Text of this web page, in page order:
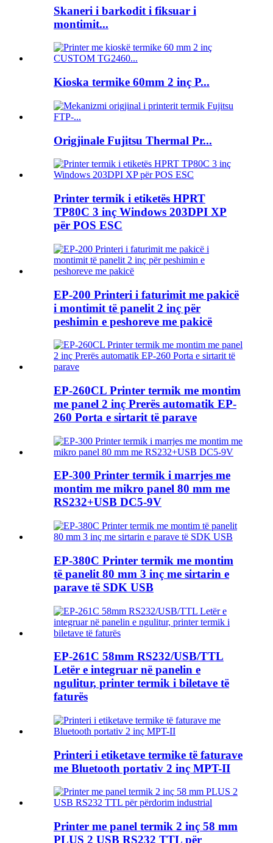
Skaneri i barkodit i fiksuar i
montimit...
Kioska termike 60mm 2 inç P...
Origjinale Fujitsu Thermal Pr...
Printer termik i etiketës HPRT
TP80C 3 inç Windows 203DPI XP
për POS ESC
EP-200 Printeri i faturimit me pakicë
i montimit të panelit 2 inç për
peshimin e peshoreve me pakicë
EP-260CL Printer termik me montim
me panel 2 inç Prerës automatik EP-
260 Porta e sirtarit të parave
EP-300 Printer termik i marrjes me
montim me mikro panel 80 mm me
RS232+USB DC5-9V
EP-380C Printer termik me montim
të panelit 80 mm 3 inç me sirtarin e
parave të SDK USB
EP-261C 58mm RS232/USB/TTL
Letër e integruar në panelin e
ngulitur, printer termik i biletave të
faturës
Printeri i etiketave termike të faturave
me Bluetooth portativ 2 inç MPT-II
Printer me panel termik 2 inç 58 mm
PLUS 2 USB RS232 TTL për